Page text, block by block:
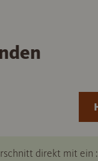
direkt mit ein :